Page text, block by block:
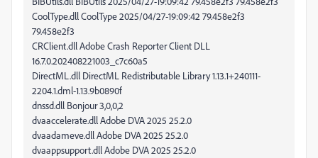
CoolType.dll CoolType 2025/04/27-19:09:42 79.458e2f3
79.458e2f3
CRClient.dll Adobe Crash Reporter Client DLL
16.7.0.202408221003_c7c60a5
DirectML.dll DirectML Redistributable Library 1.13.1+240111-
2204.1.dml-1.13.9b0890f
dnssd.dll Bonjour 3,0,0,2
dvaaccelerate.dll Adobe DVA 2025 25.2.0
dvaadameve.dll Adobe DVA 2025 25.2.0
dvaappsupport.dll Adobe DVA 2025 25.2.0